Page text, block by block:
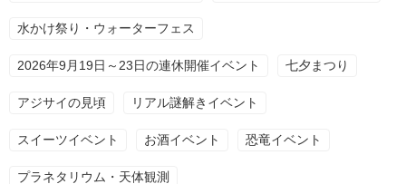
水かけ祭り・ウォーターフェス
2026年9月19日～23日の連休開催イベント 七夕まつり
アジサイの見頃 リアル謎解きイベント
スイーツイベント お酒イベント 恐竜イベント
プラネタリウム・天体観測